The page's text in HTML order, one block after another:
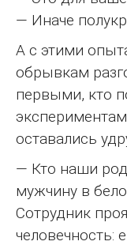
— Иначе
А с этими
обрывкам
первыми, кто
оставались
— Кто наши
мужчину в
Сотрудник
человечность: